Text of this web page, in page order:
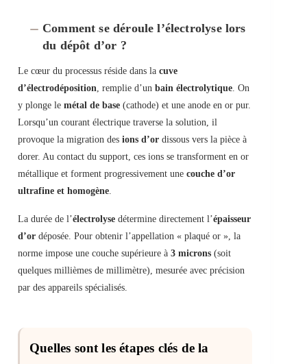
Comment se déroule l’électrolyse lors
du dépôt d’or ?
Le cœur du processus réside dans la cuve
d’électrodéposition, remplie d’un bain électrolytique. On
y plonge le métal de base (cathode) et une anode en or pur.
Lorsqu’un courant électrique traverse la solution, il
provoque la migration des ions d’or dissous vers la pièce à
dorer. Au contact du support, ces ions se transforment en or
métallique et forment progressivement une couche d’or
ultrafine et homogène.
La durée de l’électrolyse détermine directement l’épaisseur
d’or déposée. Pour obtenir l’appellation « plaqué or », la
norme impose une couche supérieure à 3 microns (soit
quelques millièmes de millimètre), mesurée avec précision
par des appareils spécialisés.
Quelles sont les étapes clés de la